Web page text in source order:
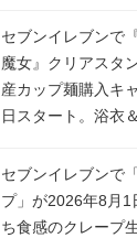
セブンイレブンで
魔女』クリアスタ
産カップ麺購入キ
日スタート。浴衣
号・5号) / シャデ
ンドになって登場!
セブンイレブンで
プ」が2026年8月1
ち食感のクレープ